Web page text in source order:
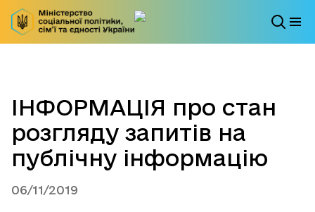
ІНФОРМАЦІЯ про стан
розгляду запитів на
публічну інформацію
06/11/2019